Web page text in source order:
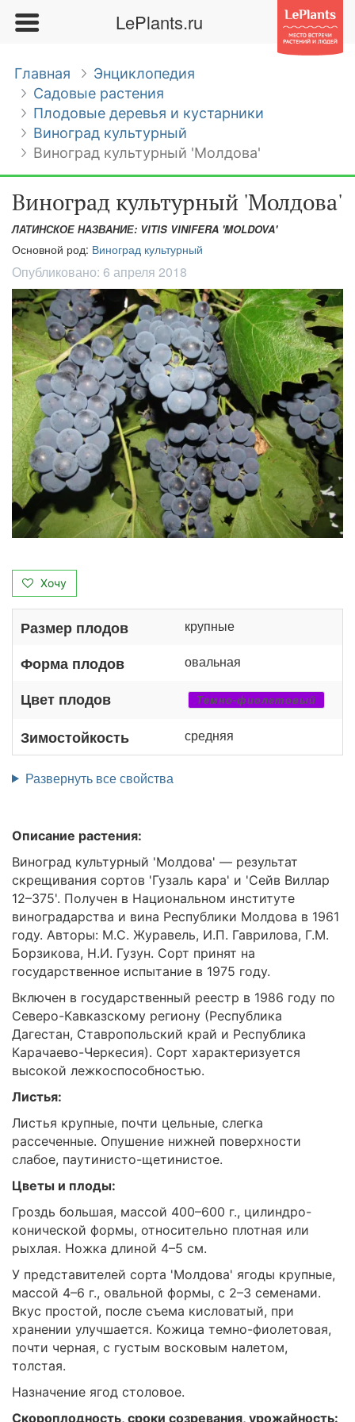
LePlants.ru
Главная
Энциклопедия
Садовые растения
Плодовые деревья и кустарники
Виноград культурный
Виноград культурный 'Молдова'
Виноград культурный 'Молдова'
ЛАТИНСКОЕ НАЗВАНИЕ: VITIS VINIFERA 'MOLDOVA'
Основной род: Виноград культурный
Опубликовано: 6 апреля 2018
Хочу
Размер плодов крупные
Форма плодов овальная
Цвет плодов Темно-фиолетовый
Зимостойкость средняя
Развернуть все свойства
Описание растения:
Виноград культурный 'Молдова' — результат
скрещивания сортов 'Гузаль кара' и 'Сейв Виллар
12–375'. Получен в Национальном институте
виноградарства и вина Республики Молдова в 1961
году. Авторы: М.С. Журавель, И.П. Гаврилова, Г.М.
Борзикова, Н.И. Гузун. Сорт принят на
государственное испытание в 1975 году.
Включен в государственный реестр в 1986 году по
Северо-Кавказскому региону (Республика
Дагестан, Ставропольский край и Республика
Карачаево-Черкесия). Сорт характеризуется
высокой лежкоспособностью.
Листья:
Листья крупные, почти цельные, слегка
рассеченные. Опушение нижней поверхности
слабое, паутинисто-щетинистое.
Цветы и плоды:
Гроздь большая, массой 400–600 г., цилиндро-
конической формы, относительно плотная или
рыхлая. Ножка длиной 4–5 см.
У представителей сорта 'Молдова' ягоды крупные,
массой 4–6 г., овальной формы, с 2–3 семенами.
Вкус простой, после съема кисловатый, при
хранении улучшается. Кожица темно-фиолетовая,
почти черная, с густым восковым налетом,
толстая.
Назначение ягод столовое.
Скороплодность, сроки созревания, урожайность: